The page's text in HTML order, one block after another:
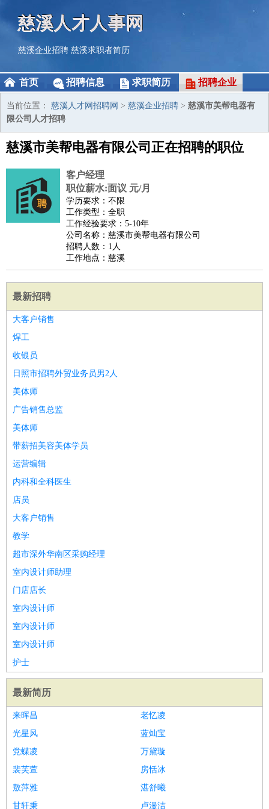
慈溪人才人事网
慈溪企业招聘 慈溪求职者简历
首页 招聘信息 求职简历 招聘企业
当前位置： 慈溪人才网招聘网 > 慈溪企业招聘 > 慈溪市美帮电器有
限公司人才招聘
慈溪市美帮电器有限公司正在招聘的职位
客户经理
职位薪水:面议 元/月
学历要求：不限
工作类型：全职
工作经验要求：5-10年
公司名称：慈溪市美帮电器有限公司
招聘人数：1人
工作地点：慈溪
最新招聘
大客户销售
焊工
收银员
日照市招聘外贸业务员男2人
美体师
广告销售总监
美体师
带薪招美容美体学员
运营编辑
内科和全科医生
店员
大客户销售
教学
超市深外华南区采购经理
室内设计师助理
门店店长
室内设计师
室内设计师
室内设计师
护士
最新简历
来晖昌
老忆凌
光星风
蓝灿宝
党蝶凌
万黛璇
裴芙萱
房恬冰
敖萍雅
湛舒曦
甘轩秉
卢漫洁